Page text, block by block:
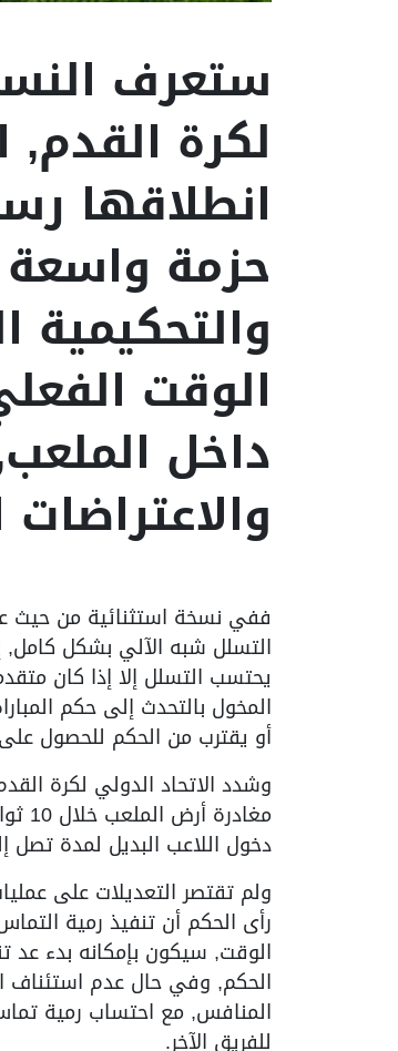
لكرة
انطلاقها
حزمة واسعة
الوقت
داخل
التسلل شبه الآلي بشكل كامل,
يحتسب التسلل إلا إذا كان
المخول بالتحدث إلى حكم
أو يقترب من الحكم للحصول
وشدد الاتحاد الدولي لكرة
دخول اللاعب البديل لمدة تصل
ولم تقتصر التعديلات على
رأى الحكم أن تنفيذ رمية
الوقت, سيكون بإمكانه بدء
الحكم, وفي حال عدم استئناف
المنافس, مع احتساب رمية
للفريق الآخر.